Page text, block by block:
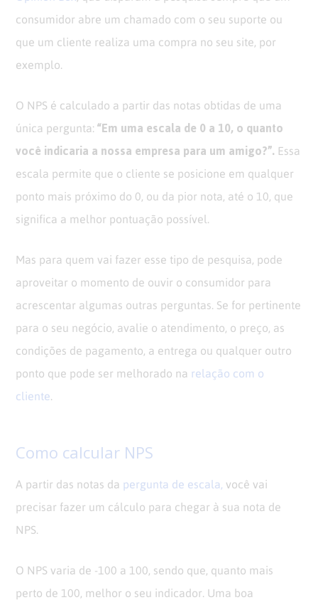
consumidor abre um chamado com o seu suporte ou
que um cliente realiza uma compra no seu site, por
exemplo.
O NPS é calculado a partir das notas obtidas de uma
única pergunta:“Em uma escala de 0 a 10, o quanto
você indicaria a nossa empresa para um amigo?”. Essa
escala permite que o cliente se posicione em qualquer
ponto mais próximo do 0, ou da pior nota, até o 10, que
significa a melhor pontuação possível.
Mas para quem vai fazer esse tipo de pesquisa, pode
aproveitar o momento de ouvir o consumidor para
acrescentar algumas outras perguntas. Se for pertinente
para o seu negócio, avalie o atendimento, o preço, as
condições de pagamento, a entrega ou qualquer outro
ponto que pode ser melhorado na relação com o
cliente
Como calcular NPS
A partir das notas da pergunta de escala, você vai
precisar fazer um cálculo para chegar à sua nota de
NPS.
O NPS varia de -100 a 100, sendo que, quanto mais
perto de 100, melhor o seu indicador. Uma boa